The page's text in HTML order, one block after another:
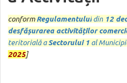
conformRegulamentului din 12
desfășurarea activităților
teritorială aSectorului 1 al
2025]